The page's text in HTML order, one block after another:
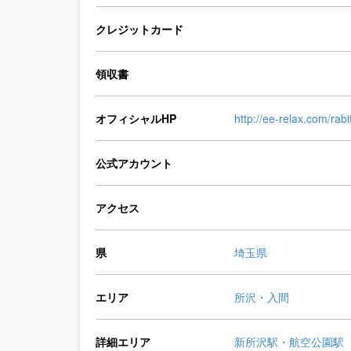
クレジットカード
領収書
オフィシャルHP http://ee-relax.com/
公式アカウント
アクセス
県 埼玉県
エリア 所沢・入間
詳細エリア 新所沢駅・航空公園駅